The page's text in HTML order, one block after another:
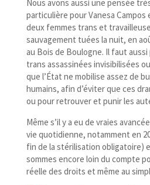
Nous avons aussi une pensée
particulière pour Vanesa Campos
deux femmes trans et
sauvagement tuées la nuit, en
au Bois de Boulogne. Il faut
trans assassinées invisibilisées
que l’État ne mobilise assez de
humains, afin d’éviter que ces
ou pour retrouver et punir les
Même s’il y a eu de vraies
vie quotidienne, notamment en
fin de la stérilisation obligatoire)
sommes encore loin du compte
réelle des droits et même au